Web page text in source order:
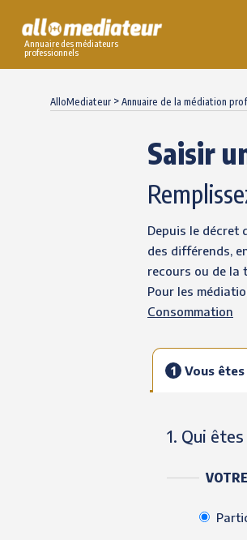
Annuaire des médiateurs
professionnels
AlloMediateur > Annuaire de la médiation
Saisir
Depuis le décret
des différends,
recours ou de la
Pour les
Consommation
1 Vous êtes
1. Qui